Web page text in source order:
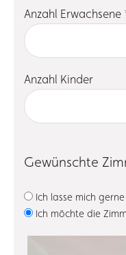
Anzahl Erwachsene
Anzahl Kinder
Gewünschte
Ich lasse mich
Ich möchte die